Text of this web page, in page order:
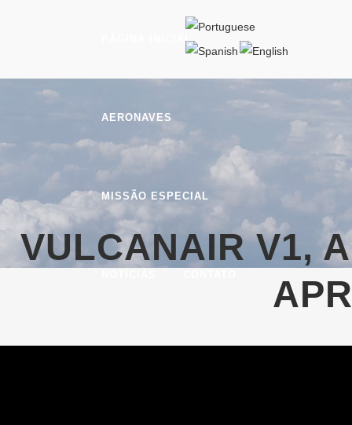
PÁGINA INICIAL
AERONAVES
MISSÃO ESPECIAL
VULCANAIR V1,